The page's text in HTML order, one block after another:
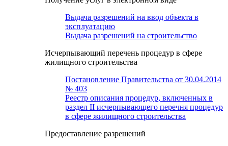
Выдача разрешений на ввод объекта в
эксплуатацию
Выдача разрешений на строительство
Исчерпывающий перечень процедур в сфере
жилищного строительства
Постановление Правительства от 30.04.2014
№ 403
Реестр описания процедур, включенных в
раздел II исчерпывающего перечня процедур
в сфере жилищного строительства
Предоставление разрешений